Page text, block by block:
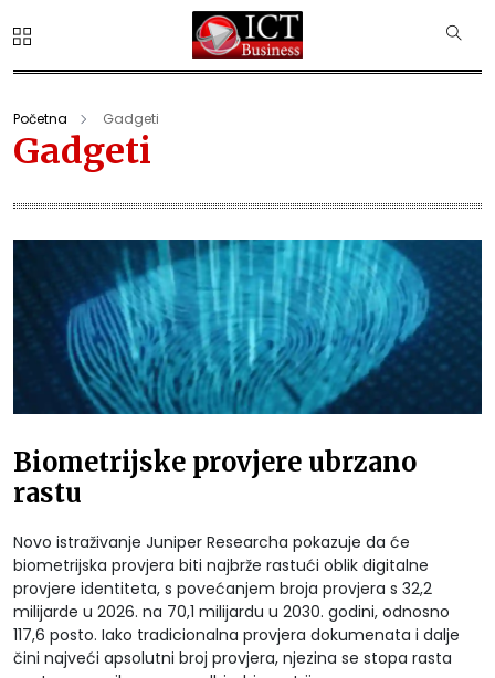
Početna Gadgeti
Gadgeti
Biometrijske provjere ubrzano
rastu
Novo istraživanje Juniper Researcha pokazuje da će
biometrijska provjera biti najbrže rastući oblik digitalne
provjere identiteta, s povećanjem broja provjera s 32,2
milijarde u 2026. na 70,1 milijardu u 2030. godini, odnosno
117,6 posto. Iako tradicionalna provjera dokumenata i dalje
čini najveći apsolutni broj provjera, njezina se stopa rasta